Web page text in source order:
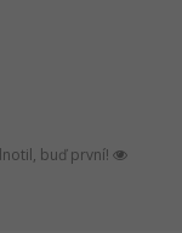
buď první!